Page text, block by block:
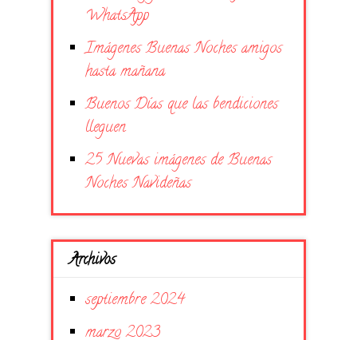
WhatsApp
Imágenes Buenas Noches amigos
hasta mañana
Buenos Días que las bendiciones
lleguen
25 Nuevas imágenes de Buenas
Noches Navideñas
Archivos
septiembre 2024
marzo 2023